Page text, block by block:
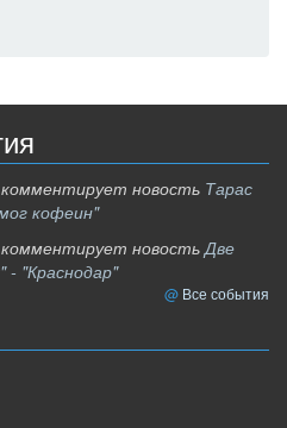
комментирует новость Тарас
кофеин"
комментирует новостьДве
"Краснодар"
Все события